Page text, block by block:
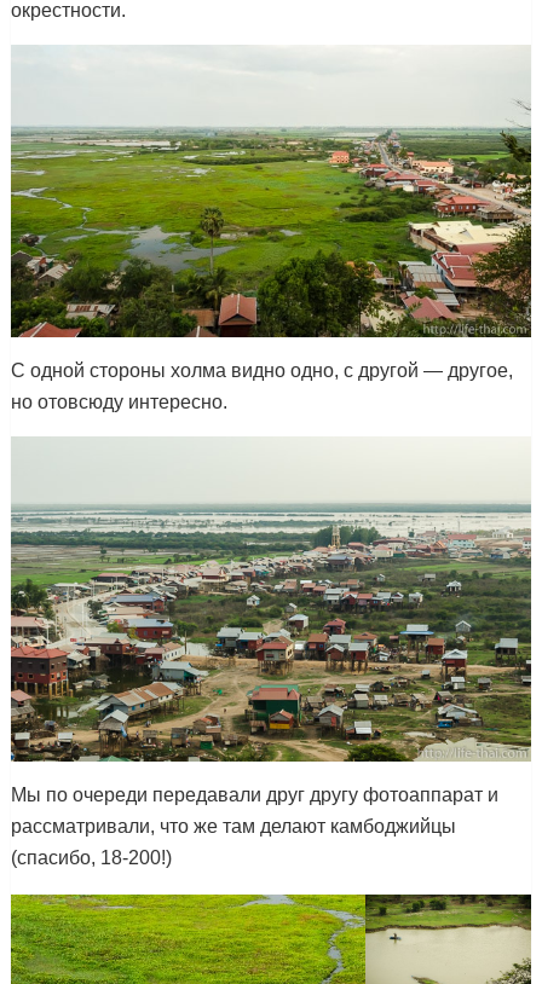
окрестности.
С одной стороны холма видно одно, с другой — другое,
но отовсюду интересно.
Мы по очереди передавали друг другу фотоаппарат и
рассматривали, что же там делают камбоджийцы
(спасибо, 18-200!)